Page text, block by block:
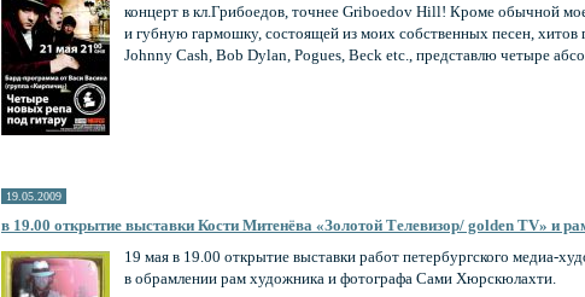
концерт в кл.Грибоедов, точнее Griboedov Hill! Кроме обычной
и губную гармошку, состоящей из моих собственных песен, хитов
Johnny Cash, Bob Dylan, Pogues, Beck etc., представлю четыре
19.05.2009
в 19.00 открытие выставки Кости Митенёва «Золотой Телевизор/ golden TV» и
19 мая в 19.00 открытие выставки работ петербургского медиа-
в обрамлении рам художника и фотографа Сами Хюрскюлахти.